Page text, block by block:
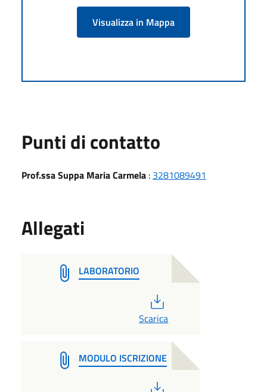
Visualizza in Mappa
Punti di contatto
Prof.ssa Suppa Maria Carmela : 3281089491
Allegati
LABORATORIO
Scarica
MODULO ISCRIZIONE